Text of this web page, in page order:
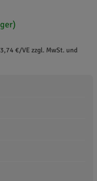
€/VE zzgl. MwSt. und